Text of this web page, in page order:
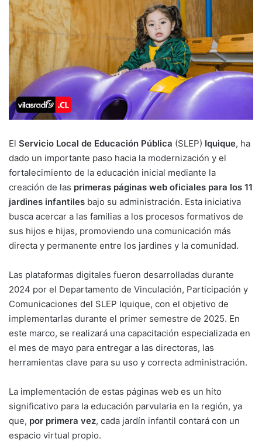
El Servicio Local de Educación Pública (SLEP) Iquique, ha
dado un importante paso hacia la modernización y el
fortalecimiento de la educación inicial mediante la
creación de las primeras páginas web oficiales para los 11
jardines infantiles bajo su administración. Esta iniciativa
busca acercar a las familias a los procesos formativos de
sus hijos e hijas, promoviendo una comunicación más
directa y permanente entre los jardines y la comunidad.
Las plataformas digitales fueron desarrolladas durante
2024 por el Departamento de Vinculación, Participación y
Comunicaciones del SLEP Iquique, con el objetivo de
implementarlas durante el primer semestre de 2025. En
este marco, se realizará una capacitación especializada en
el mes de mayo para entregar a las directoras, las
herramientas clave para su uso y correcta administración.
La implementación de estas páginas web es un hito
significativo para la educación parvularia en la región, ya
que, por primera vez, cada jardín infantil contará con un
espacio virtual propio.